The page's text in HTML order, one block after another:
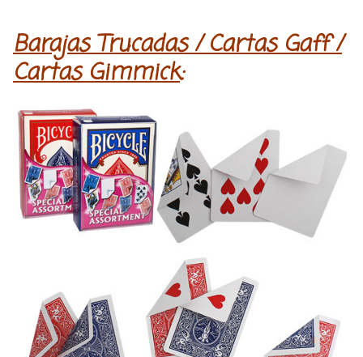
Barajas Trucadas /Cartas Gaff /
Cartas Gimmick: